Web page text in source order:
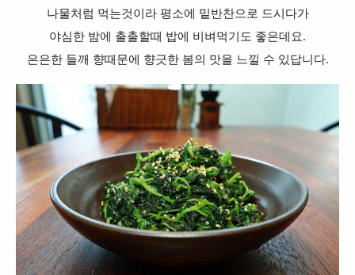
나물처럼 먹는것이라 평소에 밑반찬으로 드시다가
야심한 밤에 출출할때 밥에 비벼먹기도 좋은데요.
은은한 들깨 향때문에 향긋한 봄의 맛을 느낄 수 있답니다.